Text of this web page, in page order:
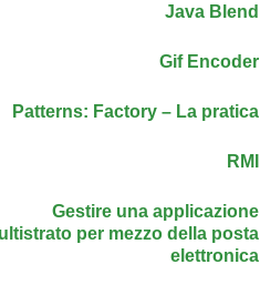
Java Blend
Gif Encoder
Patterns: Factory – La pratica
RMI
Gestire una applicazione
per mezzo della posta
elettronica